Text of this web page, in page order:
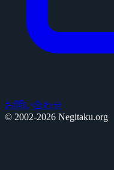
お問い合わせ
© 2002-2026 Negitaku.org